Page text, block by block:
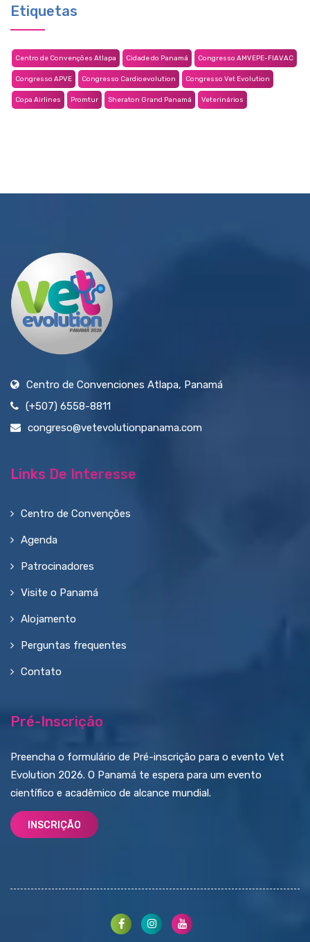
Etiquetas
Centro de Convenções Atlapa Cidade do Panamá Congresso AMVEPE-FIAVAC
Congresso APVE Congresso Cardioevolution Congresso Vet Evolution
Copa Airlines Promtur Sheraton Grand Panamá Veterinários
Centro de Convenciones Atlapa, Panamá
(+507) 6558-8811
congreso@vetevolutionpanama.com
Links De Interesse
Centro de Convenções
Agenda
Patrocinadores
Visite o Panamá
Alojamento
Perguntas frequentes
Contato
Pré-Inscrição
Preencha o formulário de Pré-inscrição para o evento Vet
Evolution 2026. O Panamá te espera para um evento
científico e acadêmico de alcance mundial.
INSCRIÇÃO